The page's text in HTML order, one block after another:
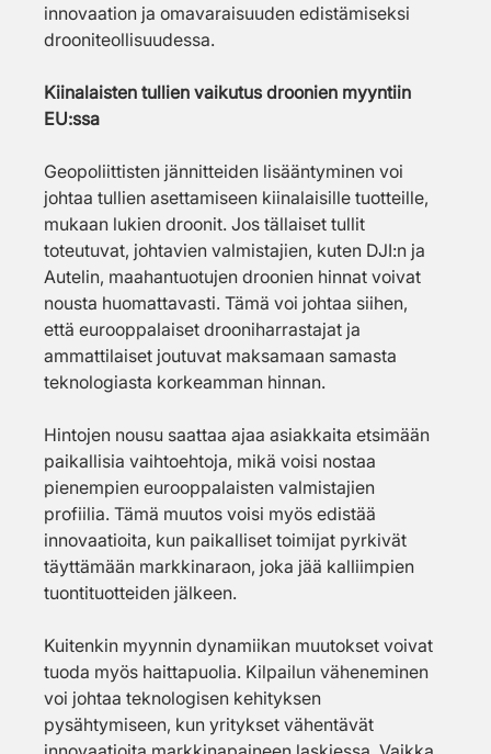
innovaation ja omavaraisuuden edistämiseksi
drooniteollisuudessa.
Kiinalaisten tullien vaikutus droonien myyntiin
EU:ssa
Geopoliittisten jännitteiden lisääntyminen voi
johtaa tullien asettamiseen kiinalaisille tuotteille,
mukaan lukien droonit. Jos tällaiset tullit
toteutuvat, johtavien valmistajien, kuten DJI:n ja
Autelin, maahantuotujen droonien hinnat voivat
nousta huomattavasti. Tämä voi johtaa siihen,
että eurooppalaiset drooniharrastajat ja
ammattilaiset joutuvat maksamaan samasta
teknologiasta korkeamman hinnan.
Hintojen nousu saattaa ajaa asiakkaita etsimään
paikallisia vaihtoehtoja, mikä voisi nostaa
pienempien eurooppalaisten valmistajien
profiilia. Tämä muutos voisi myös edistää
innovaatioita, kun paikalliset toimijat pyrkivät
täyttämään markkinaraon, joka jää kalliimpien
tuontituotteiden jälkeen.
Kuitenkin myynnin dynamiikan muutokset voivat
tuoda myös haittapuolia. Kilpailun väheneminen
voi johtaa teknologisen kehityksen
pysähtymiseen, kun yritykset vähentävät